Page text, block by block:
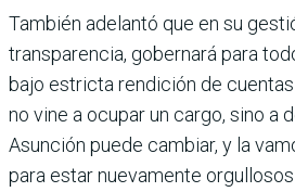
También adelantó que en su
transparencia, gobernará para
bajo estricta rendición de cuentas
no vine a ocupar un cargo, sino a
Asunción puede cambiar, y la
para estar nuevamente